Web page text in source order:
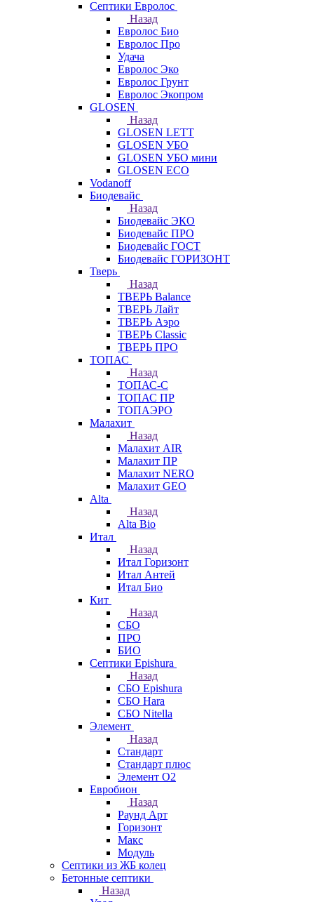
Септики Евролос
Назад
Евролос Био
Евролос Про
Удача
Евролос Эко
Евролос Грунт
Евролос Экопром
GLOSEN
Назад
GLOSEN LETT
GLOSEN УБО
GLOSEN УБО мини
GLOSEN ECO
Vodanoff
Биодевайс
Назад
Биодевайс ЭКО
Биодевайс ПРО
Биодевайс ГОСТ
Биодевайс ГОРИЗОНТ
Тверь
Назад
ТВЕРЬ Balance
ТВЕРЬ Лайт
ТВЕРЬ Аэро
ТВЕРЬ Classic
ТВЕРЬ ПРО
ТОПАС
Назад
ТОПАС-С
ТОПАС ПР
ТОПАЭРО
Малахит
Назад
Малахит AIR
Малахит ПР
Малахит NERO
Малахит GEO
Alta
Назад
Alta Bio
Итал
Назад
Итал Горизонт
Итал Антей
Итал Био
Кит
Назад
СБО
ПРО
БИО
Септики Epishura
Назад
СБО Epishura
СБО Hara
СБО Nitella
Элемент
Назад
Стандарт
Стандарт плюс
Элемент О2
Евробион
Назад
Раунд Арт
Горизонт
Макс
Модуль
Септики из ЖБ колец
Бетонные септики
Назад